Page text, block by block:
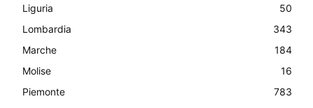
Liguria
50
Lombardia
343
Marche
184
Molise
16
Piemonte
783